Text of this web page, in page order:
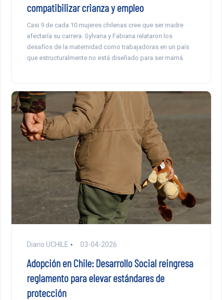
compatibilizar crianza y empleo
Casi 9 de cada 10 mujeres chilenas cree que ser madre
afectaría su carrera. Sylvana y Fabiana relataron los
desafíos de la maternidad como trabajadoras en un país
que estructuralmente no está diseñado para ser mamá.
Diario UCHILE 03-04-2026
Adopción en Chile: Desarrollo Social reingresa
reglamento para elevar estándares de
protección